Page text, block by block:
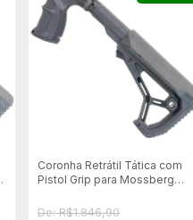
Coronha Retrátil Tática com
Pistol Grip para Mossberg
De: R$1.846,90